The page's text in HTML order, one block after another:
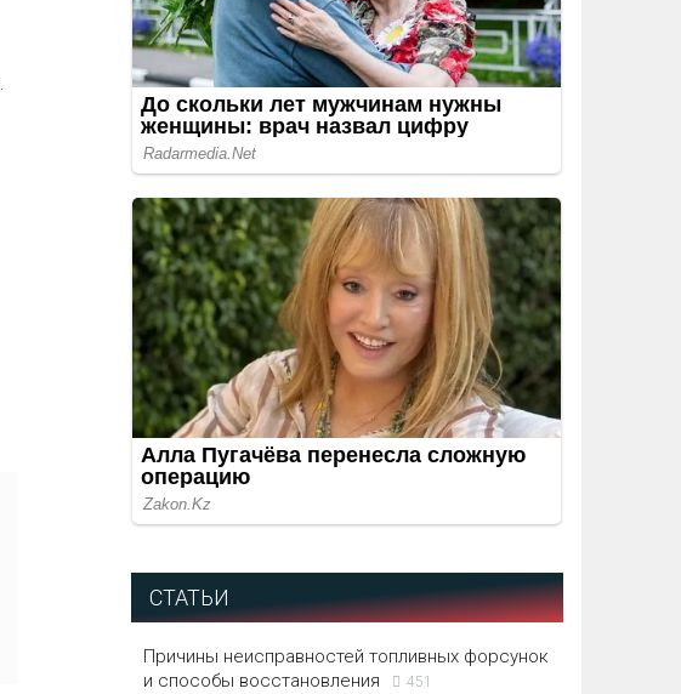
СТАТЬИ
Причины неисправностей топливных форсунок
и способы восстановления
451